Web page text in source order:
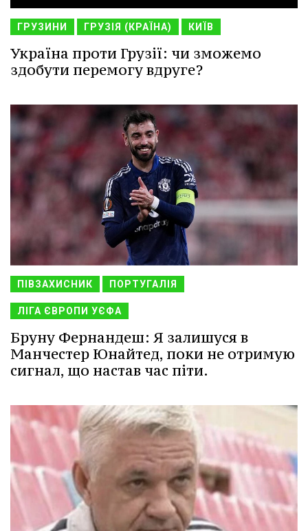
ГРУЗИНИ ГРУЗІЯ (КРАЇНА) КИЇВ
Україна проти Грузії: чи зможемо
здобути перемогу вдруге?
ПІВЗАХИСНИК ПОРТУГАЛІЯ
ЛІГА ЄВРОПИ УЄФА
Бруну Фернандеш: Я залишуся в
Манчестер Юнайтед, поки не отримую
сигнал, що настав час піти.